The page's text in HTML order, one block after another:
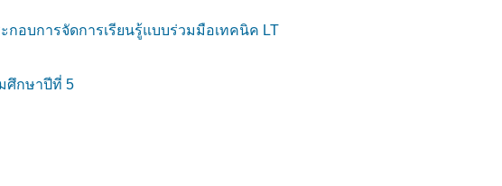
อบการจัดการเรียนรู้แบบร่วมมือเทคนิค LT
ศึกษาปีที่ 5